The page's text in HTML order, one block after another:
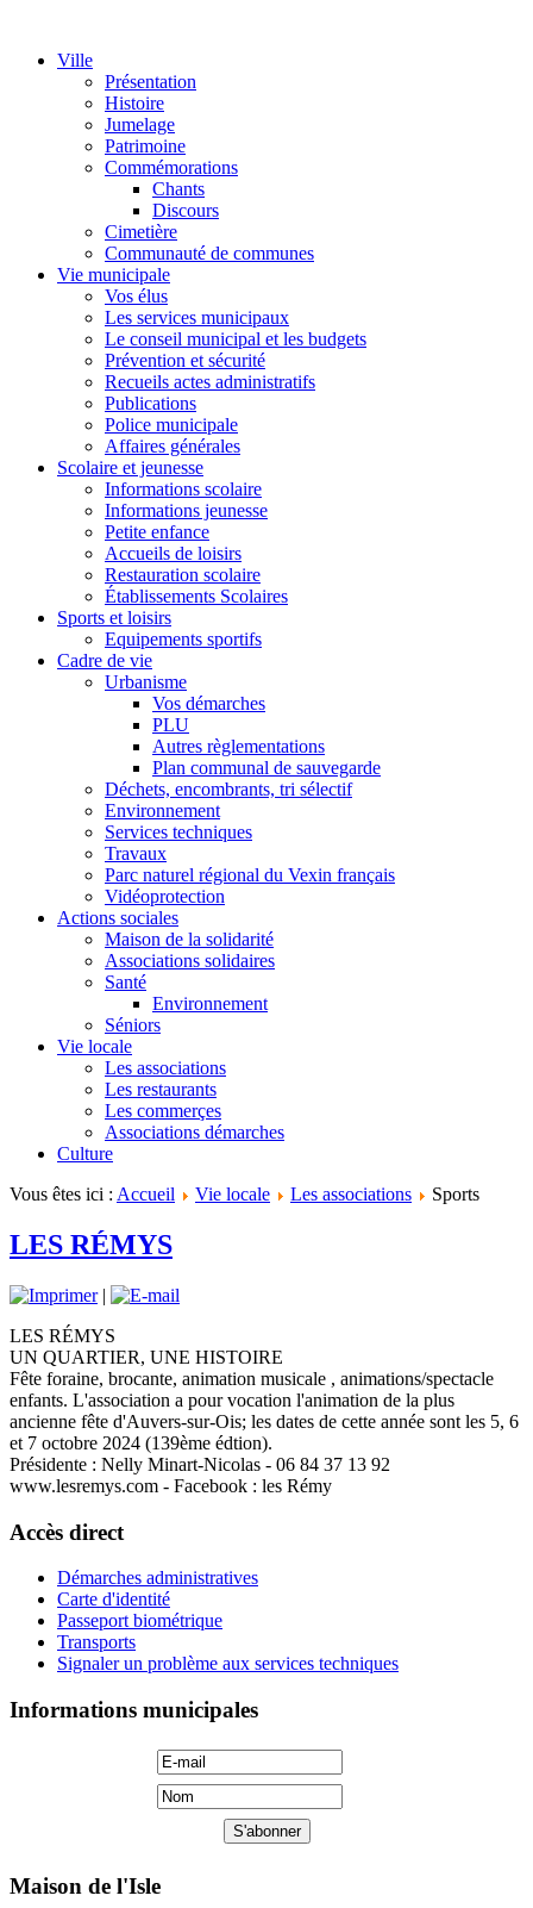
Ville
Présentation
Histoire
Jumelage
Patrimoine
Commémorations
Chants
Discours
Cimetière
Communauté de communes
Vie municipale
Vos élus
Les services municipaux
Le conseil municipal et les budgets
Prévention et sécurité
Recueils actes administratifs
Publications
Police municipale
Affaires générales
Scolaire et jeunesse
Informations scolaire
Informations jeunesse
Petite enfance
Accueils de loisirs
Restauration scolaire
Établissements Scolaires
Sports et loisirs
Equipements sportifs
Cadre de vie
Urbanisme
Vos démarches
PLU
Autres règlementations
Plan communal de sauvegarde
Déchets, encombrants, tri sélectif
Environnement
Services techniques
Travaux
Parc naturel régional du Vexin français
Vidéoprotection
Actions sociales
Maison de la solidarité
Associations solidaires
Santé
Environnement
Séniors
Vie locale
Les associations
Les restaurants
Les commerçes
Associations démarches
Culture
Vous êtes ici : Accueil Vie locale Les associations Sports
LES RÉMYS
|
LES RÉMYS
UN QUARTIER, UNE HISTOIRE
Fête foraine, brocante, animation musicale , animations/spectacle
enfants. L'association a pour vocation l'animation de la plus
ancienne fête d'Auvers-sur-Ois; les dates de cette année sont les 5, 6
et 7 octobre 2024 (139ème édtion).
Présidente : Nelly Minart-Nicolas - 06 84 37 13 92
www.lesremys.com - Facebook : les Rémy
Accès direct
Démarches administratives
Carte d'identité
Passeport biométrique
Transports
Signaler un problème aux services techniques
Informations municipales
Maison de l'Isle